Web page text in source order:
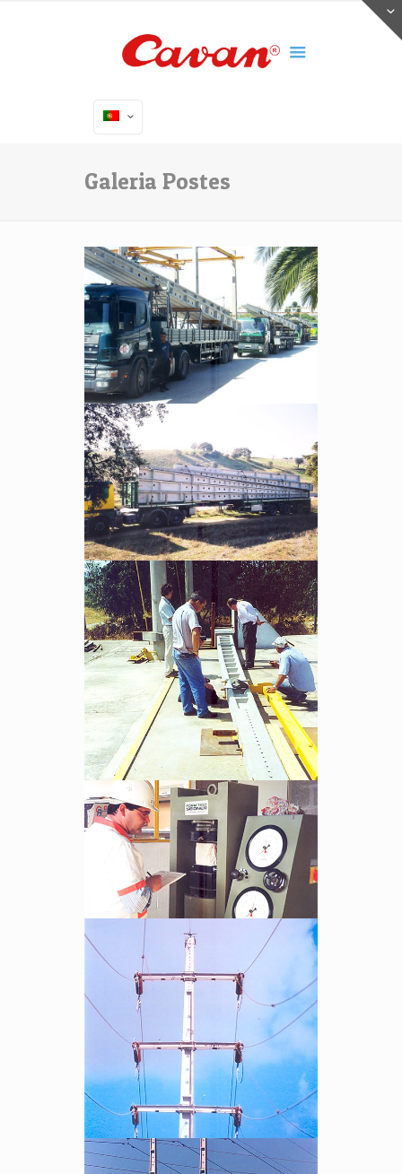
Galeria Postes